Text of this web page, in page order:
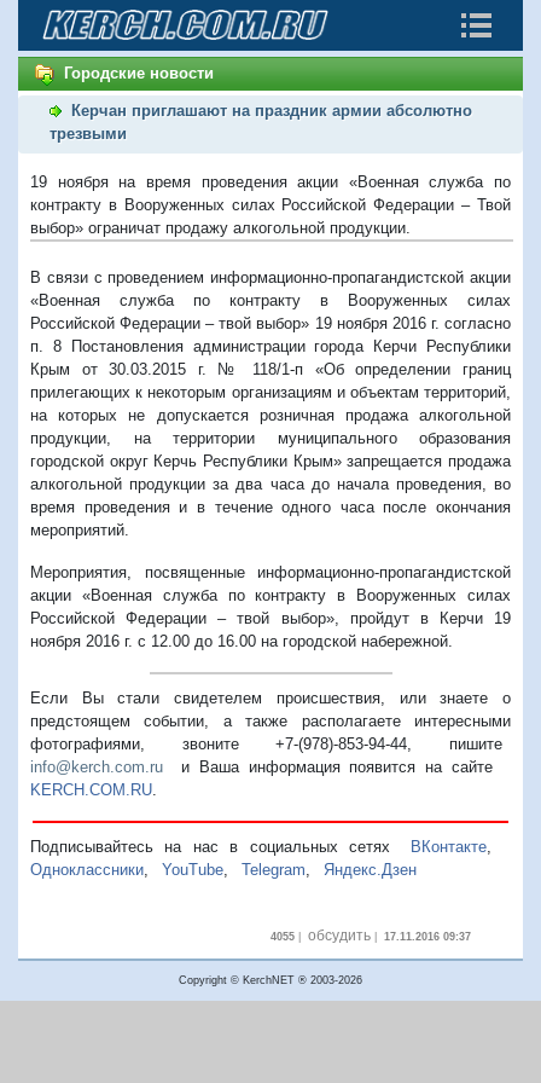
Городские новости
Керчан приглашают на праздник армии абсолютно
трезвыми
19 ноября на время проведения акции «Военная служба по
контракту в Вооруженных силах Российской Федерации – Твой
выбор» ограничат продажу алкогольной продукции.
В связи с проведением информационно-пропагандистской акции
«Военная служба по контракту в Вооруженных силах
Российской Федерации – твой выбор» 19 ноября 2016 г. согласно
п. 8 Постановления администрации города Керчи Республики
Крым от 30.03.2015 г. № 118/1-п «Об определении границ
прилегающих к некоторым организациям и объектам территорий,
на которых не допускается розничная продажа алкогольной
продукции, на территории муниципального образования
городской округ Керчь Республики Крым» запрещается продажа
алкогольной продукции за два часа до начала проведения, во
время проведения и в течение одного часа после окончания
мероприятий.
Мероприятия, посвященные информационно-пропагандистской
акции «Военная служба по контракту в Вооруженных силах
Российской Федерации – твой выбор», пройдут в Керчи 19
ноября 2016 г. с 12.00 до 16.00 на городской набережной.
Если Вы стали свидетелем происшествия, или знаете о
предстоящем событии, а также располагаете интересными
фотографиями, звоните +7-(978)-853-94-44, пишите
info@kerch.com.ru и Ваша информация появится на сайте
KERCH.COM.RU
Подписывайтесь на нас в социальных сетях ВКонтакте,
Одноклассники
YouTube Telegram Яндекс.Дзен
4055| обсудить| 17.11.2016 09:37
Copyright © KerchNET ® 2003-2026